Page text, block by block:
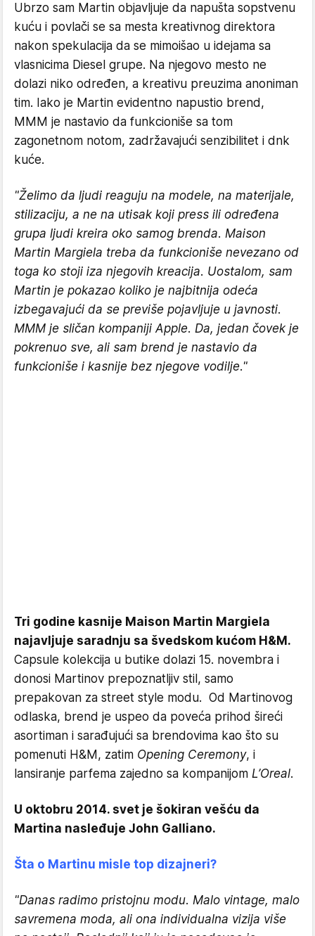
Ubrzo sam Martin objavljuje da napušta sopstvenu
kuću i povlači se sa mesta kreativnog direktora
nakon spekulacija da se mimoišao u idejama sa
vlasnicima Diesel grupe. Na njegovo mesto ne
dolazi niko određen, a kreativu preuzima anoniman
tim. Iako je Martin evidentno napustio brend,
MMM je nastavio da funkcioniše sa tom
zagonetnom notom, zadržavajući senzibilitet i dnk
kuće.
"Želimo da ljudi reaguju na modele, na materijale,
stilizaciju, a ne na utisak koji press ili određena
grupa ljudi kreira oko samog brenda. Maison
Martin Margiela treba da funkcioniše nevezano od
toga ko stoji iza njegovih kreacija. Uostalom, sam
Martin je pokazao koliko je najbitnija odeća
izbegavajući da se previše pojavljuje u javnosti.
MMM je sličan kompaniji Apple. Da, jedan čovek je
pokrenuo sve, ali sam brend je nastavio da
funkcioniše i kasnije bez njegove vodilje."
Tri godine kasnije Maison Martin Margiela
najavljuje saradnju sa švedskom kućom H&M.
Capsule kolekcija u butike dolazi 15. novembra i
donosi Martinov prepoznatljiv stil, samo
prepakovan za street style modu. Od Martinovog
odlaska, brend je uspeo da poveća prihod šireći
asortiman i sarađujući sa brendovima kao što su
pomenuti H&M, zatim Opening Ceremony, i
lansiranje parfema zajedno sa kompanijom L’Oreal.
U oktobru 2014. svet je šokiran vešću da
Martina nasleđuje John Galliano.
Šta o Martinu misle top dizajneri?
"Danas radimo pristojnu modu. Malo vintage, malo
savremena moda, ali ona individualna vizija više